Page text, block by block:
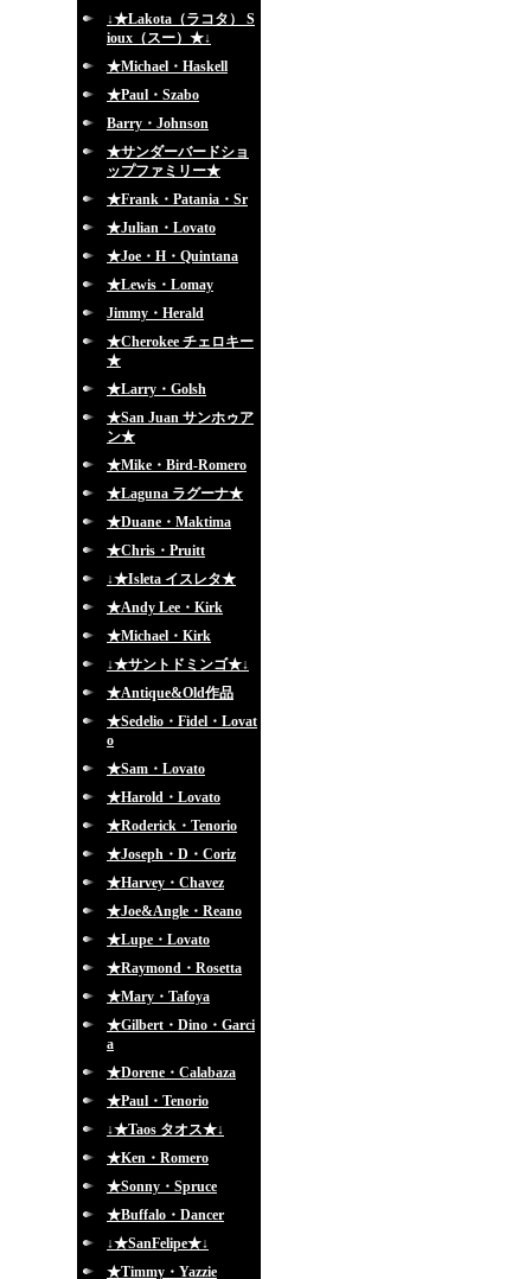
↓★Lakota（ラコタ） S
ioux（スー）★↓
★Michael・Haskell
★Paul・Szabo
Barry・Johnson
★サンダーバードショ
ップファミリー★
★Frank・Patania・Sr
★Julian・Lovato
★Joe・H・Quintana
★Lewis・Lomay
Jimmy・Herald
★Cherokee チェロキー
★
★Larry・Golsh
★San Juan サンホゥア
ン★
★Mike・Bird-Romero
★Laguna ラグーナ★
★Duane・Maktima
★Chris・Pruitt
↓★Isleta イスレタ★
★Andy Lee・Kirk
★Michael・Kirk
↓★サントドミンゴ★↓
★Antique&Old作品
★Sedelio・Fidel・Lovat
o
★Sam・Lovato
★Harold・Lovato
★Roderick・Tenorio
★Joseph・D・Coriz
★Harvey・Chavez
★Joe&Angle・Reano
★Lupe・Lovato
★Raymond・Rosetta
★Mary・Tafoya
★Gilbert・Dino・Garci
a
★Dorene・Calabaza
★Paul・Tenorio
↓★Taos タオス★↓
★Ken・Romero
★Sonny・Spruce
★Buffalo・Dancer
↓★SanFelipe★↓
★Timmy・Yazzie